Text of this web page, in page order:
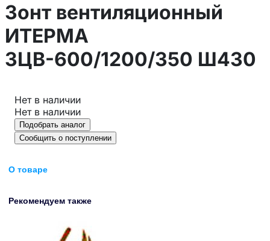
Зонт вентиляционный
ИТЕРМА
ЗЦВ-600/1200/350 Ш430
Нет в наличии
Нет в наличии
Подобрать аналог
Сообщить о поступлении
О товаре
Рекомендуем также